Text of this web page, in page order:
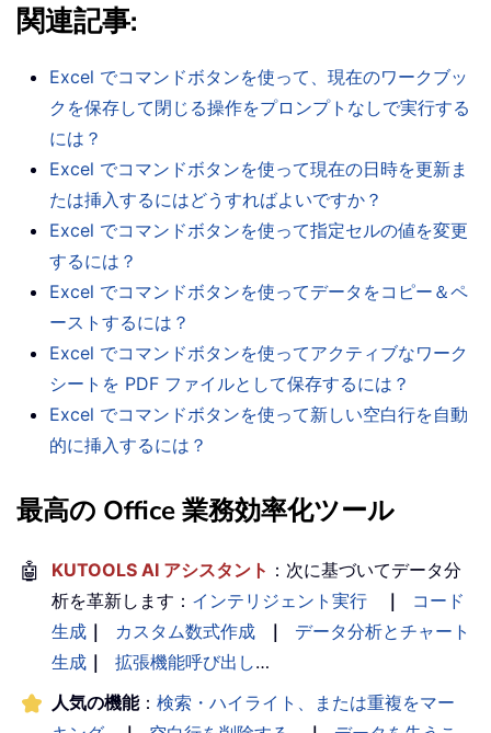
関連記事:
Excel でコマンドボタンを使って、現在のワークブッ
クを保存して閉じる操作をプロンプトなしで実行する
には？
Excel でコマンドボタンを使って現在の日時を更新ま
たは挿入するにはどうすればよいですか？
Excel でコマンドボタンを使って指定セルの値を変更
するには？
Excel でコマンドボタンを使ってデータをコピー＆ペ
ーストするには？
Excel でコマンドボタンを使ってアクティブなワーク
シートを PDF ファイルとして保存するには？
Excel でコマンドボタンを使って新しい空白行を自動
的に挿入するには？
最高の Office 業務効率化ツール
🤖 KUTOOLS AI アシスタント ：次に基づいてデータ分
析を革新します： インテリジェント実行 ｜
コード
生成 ｜ カスタム数式作成 ｜
データ分析とチャート
生成 ｜ 拡張機能呼び出し…
人気の機能： 検索・ハイライト、または重複をマー